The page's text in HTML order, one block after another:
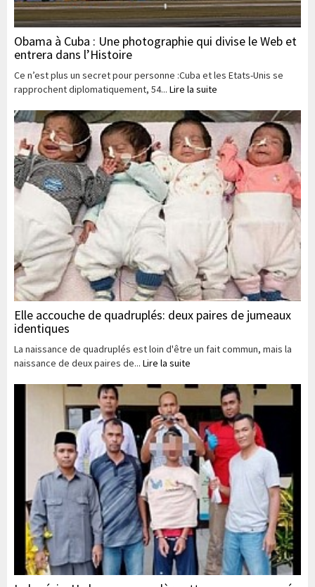
Obama à Cuba : Une photographie qui divise le Web et
entrera dans l’Histoire
Ce n’est plus un secret pour personne :Cuba et les Etats-Unis se
rapprochent diplomatiquement, 54... Lire la suite
Elle accouche de quadruplés: deux paires de jumeaux
identiques
La naissance de quadruplés est loin d'être un fait commun, mais la
naissance de deux paires de... Lire la suite